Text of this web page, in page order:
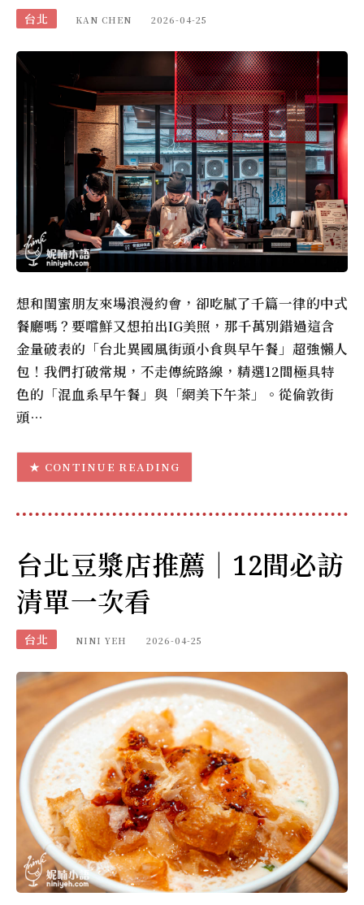
台北 KAN CHEN 2026-04-25
想和閨蜜朋友來場浪漫約會，卻吃膩了千篇一律的中式
餐廳嗎？要嚐鮮又想拍出IG美照，那千萬別錯過這含
金量破表的「台北異國風街頭小食與早午餐」超強懶人
包！我們打破常規，不走傳統路線，精選12間極具特
色的「混血系早午餐」與「網美下午茶」。從倫敦街
頭…
CONTINUE READING
台北豆漿店推薦｜12間必訪
清單一次看
台北 NINI YEH 2026-04-25